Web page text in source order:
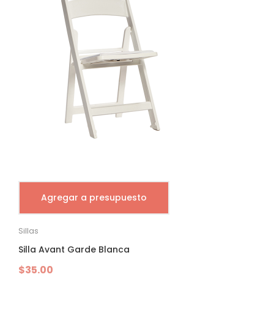
Agregar a presupuesto
Sillas
Silla Avant Garde Blanca
$35.00